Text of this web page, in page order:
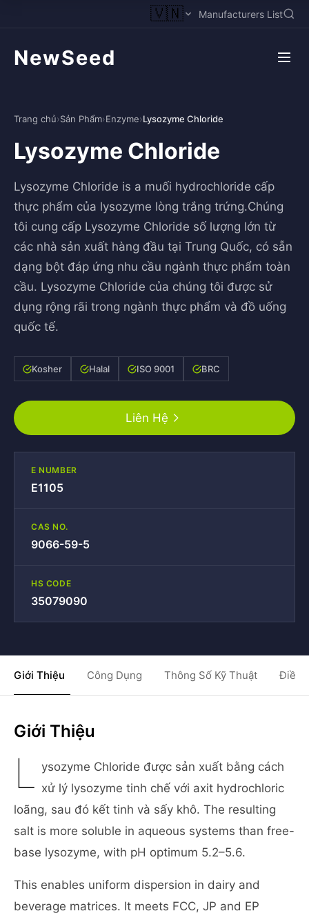
🇻🇳 Manufacturers List
NewSeed
Trang chủ›Sản Phẩm›Enzyme›Lysozyme Chloride
Lysozyme Chloride
Lysozyme Chloride is a muối hydrochloride cấp
thực phẩm của lysozyme lòng trắng trứng.Chúng
tôi cung cấp Lysozyme Chloride số lượng lớn từ
các nhà sản xuất hàng đầu tại Trung Quốc, có sẵn
dạng bột đáp ứng nhu cầu ngành thực phẩm toàn
cầu. Lysozyme Chloride của chúng tôi được sử
dụng rộng rãi trong ngành thực phẩm và đồ uống
quốc tế.
Kosher Halal ISO 9001 BRC
Liên Hệ
E NUMBER
E1105
CAS NO.
9066-59-5
HS CODE
35079090
Giới Thiệu Công Dụng Thông Số Kỹ Thuật Điều
Giới Thiệu
L ysozyme Chloride được sản xuất bằng cách
xử lý lysozyme tinh chế với axit hydrochloric
loãng, sau đó kết tinh và sấy khô. The resulting
salt is more soluble in aqueous systems than free-
base lysozyme, with pH optimum 5.2–5.6.
This enables uniform dispersion in dairy and
beverage matrices. It meets FCC, JP and EP